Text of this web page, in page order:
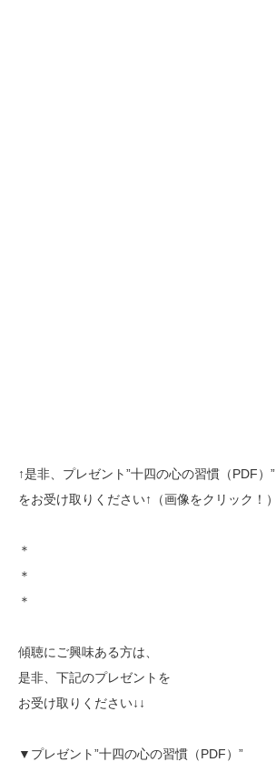
↑是非、プレゼント”十四の心の習慣（PDF）”
をお受け取りください↑（画像をクリック！）
＊
＊
＊
傾聴にご興味ある方は、
是非、下記のプレゼントを
お受け取りください↓↓
▼プレゼント”十四の心の習慣（PDF）”